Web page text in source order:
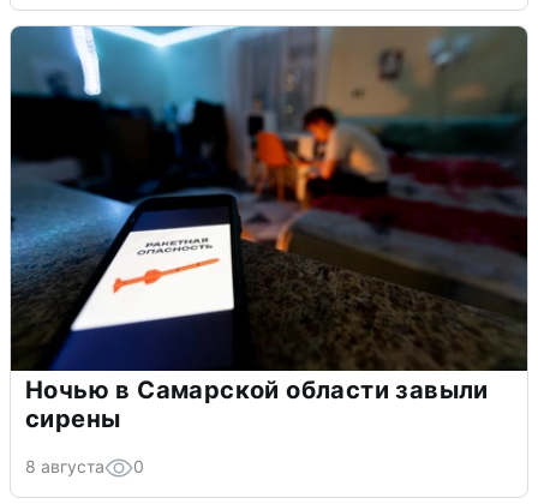
Ночью в Самарской области завыли
сирены
8 августа 0